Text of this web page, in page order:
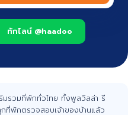
ทักไลน์ @haadoo
รวมที่พักทั่วไทย ทั้งพูลวิลล่า รี
ที่พักตรวจสอบเจ้าของบ้านแล้ว